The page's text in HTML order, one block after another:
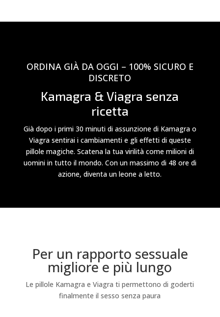
ORDINA GIÀ DA OGGI – 100% SICURO E
DISCRETO
Kamagra & Viagra senza
ricetta
Già dopo i primi 30 minuti di assunzione di Kamagra o
Viagra sentirai i cambiamenti e gli effetti di queste
pillole magiche. Scatena la tua virilità come milioni di
uomini in tutto il mondo. Con un massimo di 48 ore di
azione, diventa un leone a letto.
Per un rapporto sessuale
migliore e più lungo
Le pillole Kamagra e Viagra ti permettono di goderti
finalmente il sesso senza paura